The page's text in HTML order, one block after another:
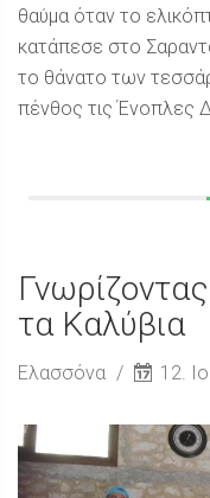
θαύμα όταν το
κατάπεσε στο
το θάνατο των
πένθος τις Ένοπλες
τα Καλύβια
Ελασσόνα 12.